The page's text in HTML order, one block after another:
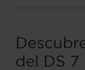
del DS 7